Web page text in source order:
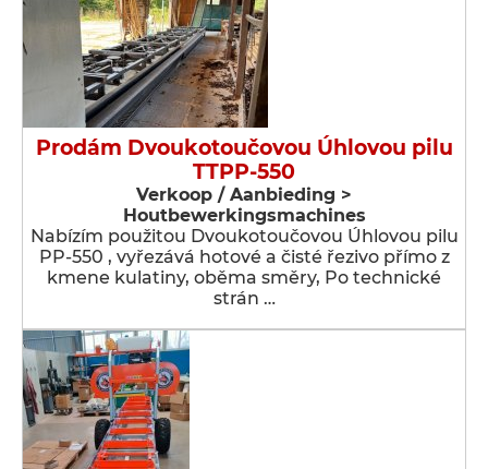
Prodám Dvoukotoučovou Úhlovou pilu
TTPP-550
Verkoop / Aanbieding >
Houtbewerkingsmachines
Nabízím použitou Dvoukotoučovou Úhlovou pilu
PP-550 , vyřezává hotové a čisté řezivo přímo z
kmene kulatiny, oběma směry, Po technické
strán …